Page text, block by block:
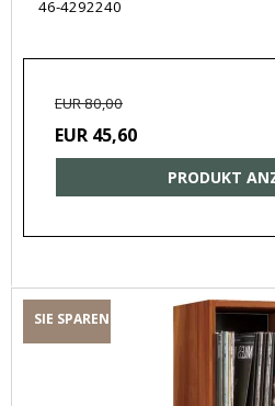
46-4292240
EUR 80,00
EUR 45,60
PRODUKT
SIE SPAREN